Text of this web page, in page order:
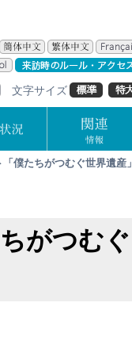
文字サイズ
僕たちがつむぐ世界遺産」
がつむぐ